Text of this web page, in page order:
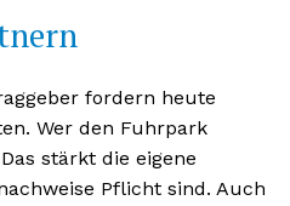
fordern heute
Wer den Fuhrpark
stärkt die eigene
Pflicht sind. Auch